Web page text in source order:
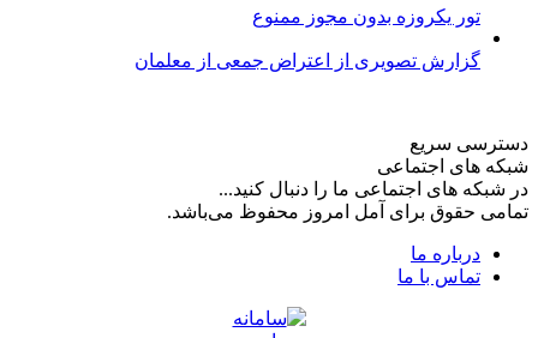
تور یکروزه بدون مجوز ممنوع
گزارش تصویری از اعتراض جمعی از معلمان
دسترسی سریع
شبکه های اجتماعی
در شبکه های اجتماعی ما را دنبال کنید...
تمامی حقوق برای آمل امروز محفوظ می‌باشد.
درباره ما
تماس با ما